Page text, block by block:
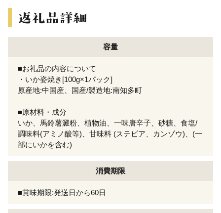
容量
■お礼品の内容について
・いか姿焼き[100g×1パック]
原産地:中国産、国産/製造地:南知多町
■原材料・成分
いか、馬鈴薯澱粉、植物油、一味唐辛子、砂糖、食塩/
調味料(アミノ酸等)、甘味料 (ステビア、カンゾウ)、(一
部にいかを含む)
消費期限
■賞味期限:発送日から60日